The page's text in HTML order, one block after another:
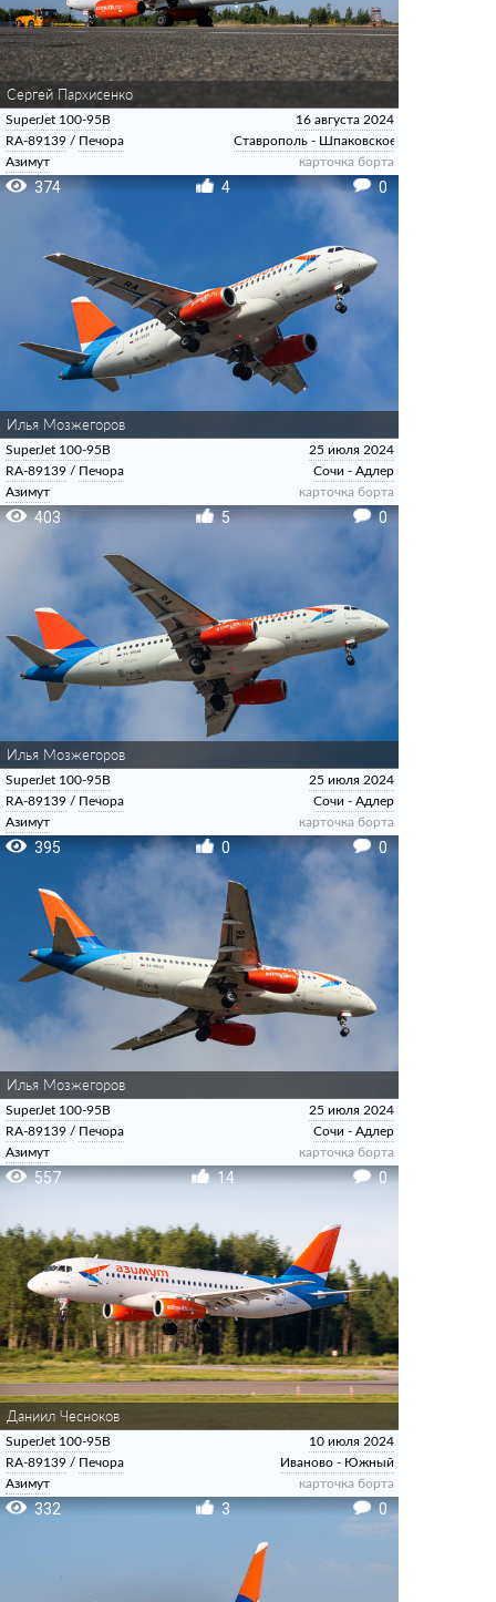
Сергей Пархисенко
SuperJet 100-95B
RA-89139 / Печора
Азимут
16 августа 2024
Ставрополь - Шпаковское
карточка борта
374 4 0
Илья Мозжегоров
SuperJet 100-95B
RA-89139 / Печора
Азимут
25 июля 2024
Сочи - Адлер
карточка борта
403 5 0
Илья Мозжегоров
SuperJet 100-95B
RA-89139 / Печора
Азимут
25 июля 2024
Сочи - Адлер
карточка борта
395 0 0
Илья Мозжегоров
SuperJet 100-95B
RA-89139 / Печора
Азимут
25 июля 2024
Сочи - Адлер
карточка борта
557 14 0
Даниил Чесноков
SuperJet 100-95B
RA-89139 / Печора
Азимут
10 июля 2024
Иваново - Южный
карточка борта
332 3 0